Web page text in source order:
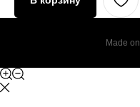
Made on